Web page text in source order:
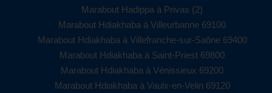
Marabout Hadippa à Privas (2)
Marabout Hdiakhaba à Villeurbanne 69100
Marabout Hdiakhaba à Villefranche-sur-Saône 69400
Marabout Hdiakhaba à Saint-Priest 69800
Marabout Hdiakhaba à Vénissieux 69200
Marabout Hdiakhaba à Vaulx-en-Velin 69120